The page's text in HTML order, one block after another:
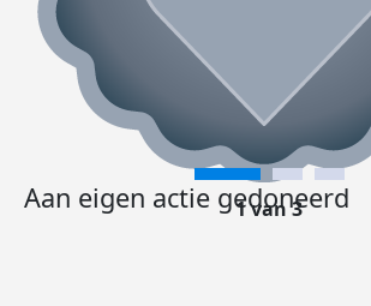
Aan eigen actie gedoneerd
1 van 3